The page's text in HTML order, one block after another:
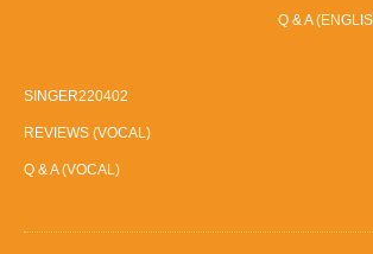
Q & A
SINGER220402
REVIEWS (VOCAL)
Q & A (VOCAL)